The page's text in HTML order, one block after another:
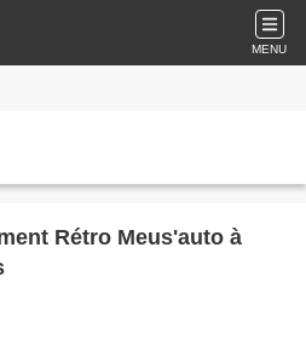
MENU
Rétro Meus'auto à